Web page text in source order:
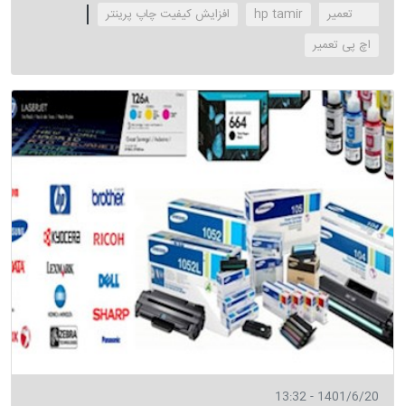
hp tamir
افزایش کیفیت چاپ پرینتر
‌اچ پی تعمیر
1401/6/20 - 13:32